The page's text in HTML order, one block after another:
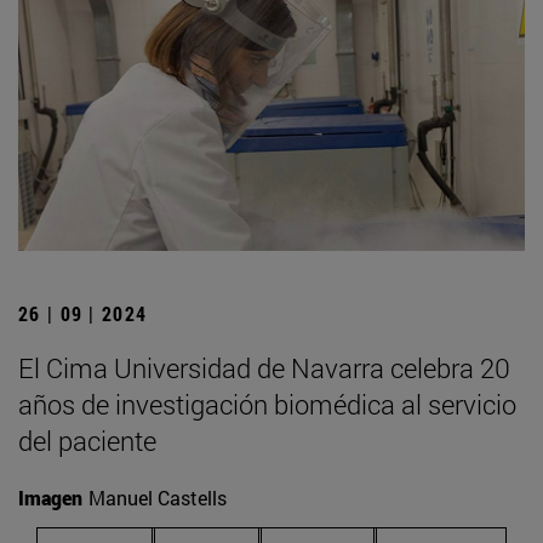
26 | 09 | 2024
El Cima Universidad de Navarra celebra 20
años de investigación biomédica al servicio
del paciente
Imagen Manuel Castells